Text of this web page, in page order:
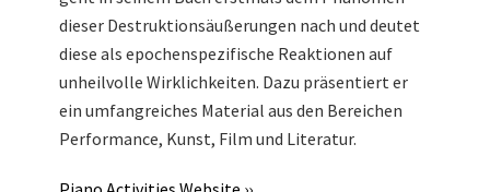
dieser Destruktionsäußerungen nach und deutet
diese als epochenspezifische Reaktionen auf
unheilvolle Wirklichkeiten. Dazu präsentiert er
ein umfangreiches Material aus den Bereichen
Performance, Kunst, Film und Literatur.